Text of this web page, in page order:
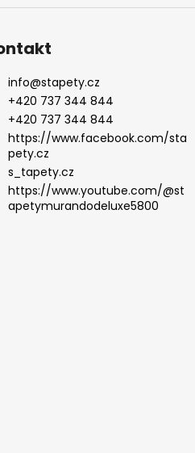
info@stapety.cz
+420 737 344 844
+420 737 344 844
https://www.facebook.com/sta
pety.cz
s_tapety.cz
https://www.youtube.com/@st
apetymurandodeluxe5800